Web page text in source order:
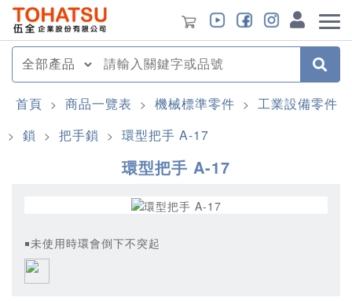
首頁 > 商品一覽表 > 機械標準零件 > 工業設備零件
> 鎖 > 把手鎖 > 環型把手 A-17
環型把手 A-17
￭未使用時環會倒下不突起